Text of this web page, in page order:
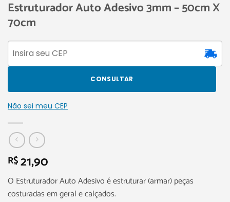
Estruturador Auto Adesivo 3mm – 50cm X
70cm
CONSULTAR
Não sei meu CEP
R$21,90
O Estruturador Auto Adesivo é estruturar (armar) peças
costuradas em geral e calçados.